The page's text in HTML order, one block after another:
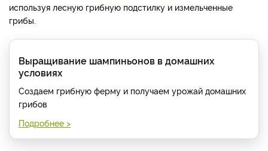
используя лесную грибную подстилку и измельченные
грибы.
Выращивание шампиньонов в домашних
условиях
Создаем грибную ферму и получаем урожай домашних
грибов
Подробнее >